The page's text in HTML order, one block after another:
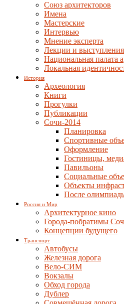
Союз архитекторов
Имена
Мастерские
Интервью
Мнение эксперта
Лекции и выступления
Национальная палата
Локальная
История
Археология
Книги
Прогулки
Публикации
Сочи-2014
Планировка
Спортивные
Оформление
Гостиницы,
Павильоны
Социальные
Объекты
После
Россия и Мир
Архитектурное кино
Города-побратимы
Концепции будущего
Транспорт
Автобусы
Железная дорога
Вело-СИМ
Вокзалы
Обход города
Дублер